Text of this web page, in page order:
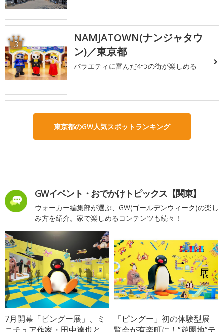
3
NAMJATOWN(ナンジャタウ
ン)／東京都
バラエティに富んだ4つの街が楽しめる
東京都のGW人気スポットランキング
GWイベント・おでかけトピックス【関東】
ウォーカー編集部が選ぶ、GW(ゴールデンウィーク)の楽し
み方を紹介。家で楽しめるコンテンツも続々！
7月開幕「ピングー展」、ミ
「ピングー」初の体験型展